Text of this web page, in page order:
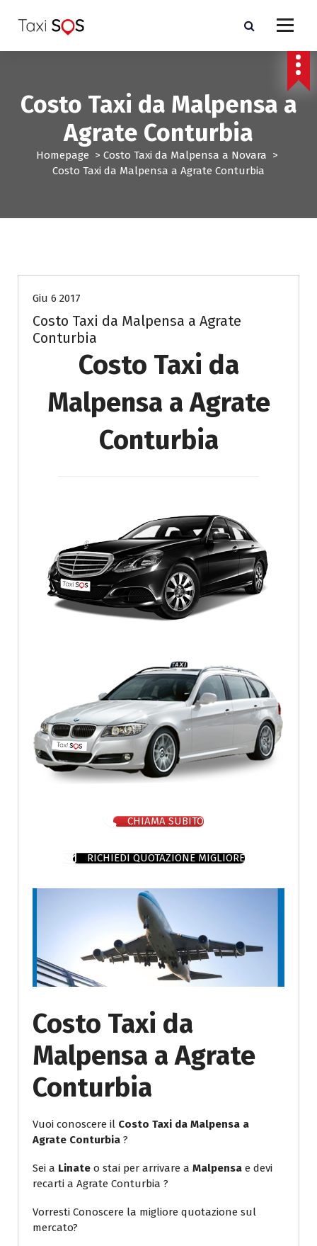
a
Costo Taxi da Malpensa a
Agrate Conturbia
Homepage > Costo Taxi da Malpensa a Novara >
Costo Taxi da Malpensa a Agrate Conturbia
Giu 6 2017
Costo Taxi da Malpensa a Agrate
Conturbia
Costo Taxi da
Malpensa a Agrate
Conturbia
CHIAMA SUBITO
RICHIEDI QUOTAZIONE MIGLIORE
Costo Taxi da
Malpensa a Agrate
Conturbia
Vuoi conoscere il Costo Taxi da Malpensa a
Agrate Conturbia ?
Sei a Linate o stai per arrivare a Malpensa e devi
recarti a Agrate Conturbia ?
Vorresti Conoscere la migliore quotazione sul
mercato?